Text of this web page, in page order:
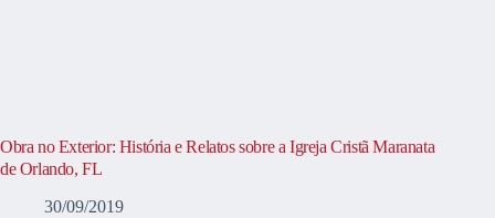
Obra no Exterior: História e Relatos sobre a Igreja Cristã Maranata
de Orlando, FL
30/09/2019